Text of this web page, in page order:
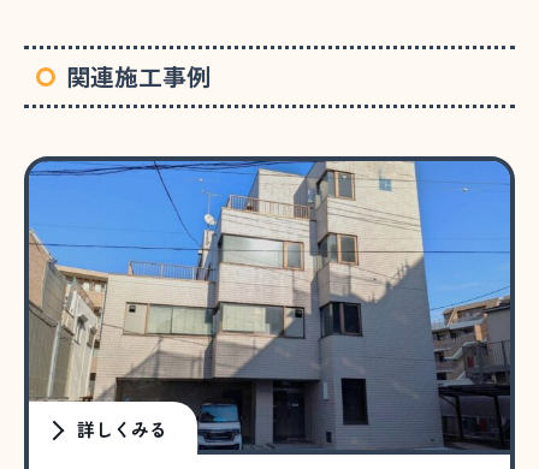
関連施工事例
詳しくみる